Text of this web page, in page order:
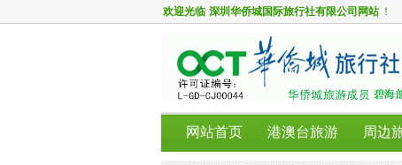
欢迎光临 深圳华侨城国际旅行社有限公司网站 ！
网站首页 港澳台旅游 周边